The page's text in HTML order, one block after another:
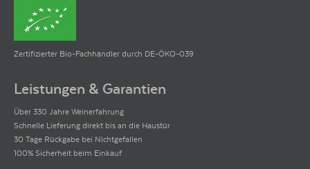
Zertifizierter Bio-Fachhändler durch DE-ÖKO-039
Leistungen & Garantien
Über 330 Jahre Weinerfahrung
Schnelle Lieferung direkt bis an die Haustür
30 Tage Rückgabe bei Nichtgefallen
100% Sicherheit beim Einkauf